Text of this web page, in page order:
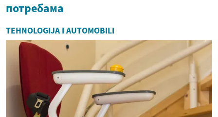
потребама
TEHNOLOGIJA I AUTOMOBILI